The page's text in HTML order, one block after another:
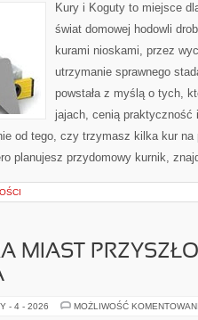
Kury i Koguty to miejsce
świat domowej hodowli
kurami nioskami, przez
utrzymanie sprawnego
powstała z myślą o tych,
jajach, cenią praktyczność
od tego, czy trzymasz kilka kur na
planujesz przydomowy kurnik,
MIAST
- 4 - 2026 MOŻLIWOŚĆ